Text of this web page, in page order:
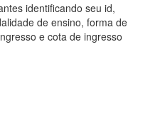
identificando seu id,
de ensino, forma de
e cota de ingresso